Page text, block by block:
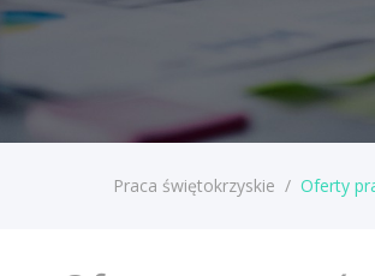
Praca świętokrzyskie / Oferty